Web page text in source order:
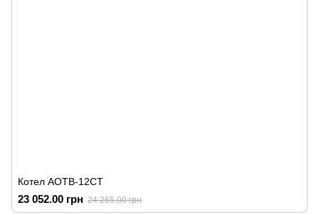
Котел АОТВ-12СТ
23 052.00 грн 24 265.00 грн